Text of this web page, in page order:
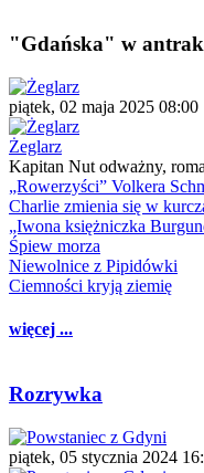
"Gdańska" w
piątek, 02 maja 2025 08:00
Żeglarz
Kapitan Nut odważny,
„Rowerzyści” Volkera
Charlie zmienia się w
„Iwona księżniczka
Śpiew morza
Niewolnice z Pipidówki
Ciemności kryją ziemię
więcej ...
Rozrywka
piątek, 05 stycznia 2024